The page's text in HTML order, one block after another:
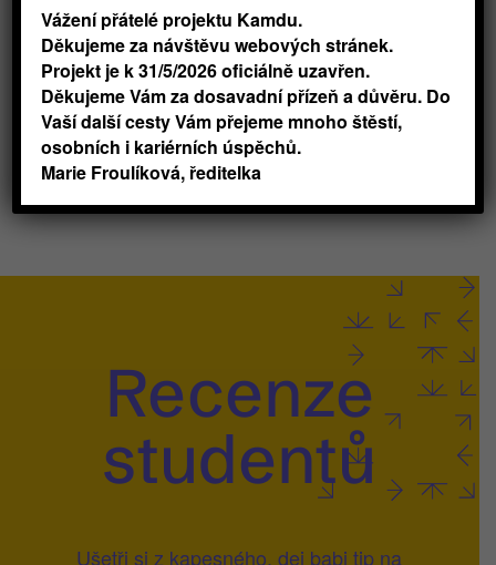
Nech je vybrat ze všech možných
témat workshopů.
Vyzkoušej a ochutnej náš krátký
workshop
Recenze
studentů
Ušetři si z kapesného, dej babi tip na
Vážení přátelé projektu Kamdu.
Děkujeme za návštěvu webových stránek.
Projekt je k 31/5/2026 oficiálně uzavřen.
Děkujeme Vám za dosavadní přízeň a důvěru. Do
Vaší další cesty Vám přejeme mnoho štěstí,
osobních i kariérních úspěchů.
Marie Froulíková, ředitelka